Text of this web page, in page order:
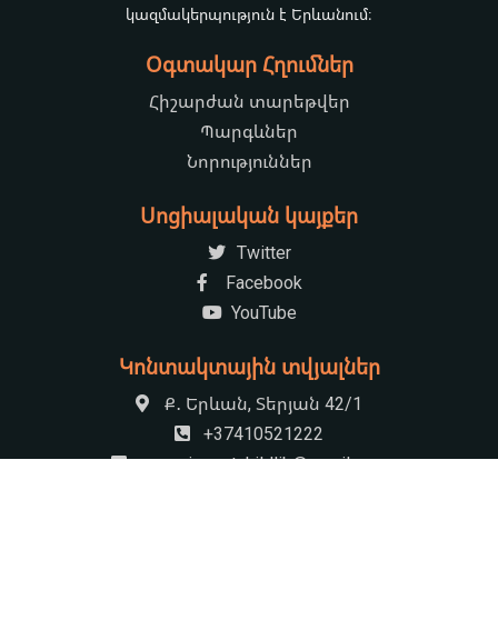
կազմակերպություն է Երևանում։
Օգտակար Հղումներ
Հիշարժան տարեթվեր
Պարգևներ
Նորություններ
Սոցիալական կայքեր
Twitter
Facebook
YouTube
Կոնտակտային տվյալներ
Ք․ Երևան, Տերյան 42/1
+37410521222
armenian.natchildlib@gmail.com